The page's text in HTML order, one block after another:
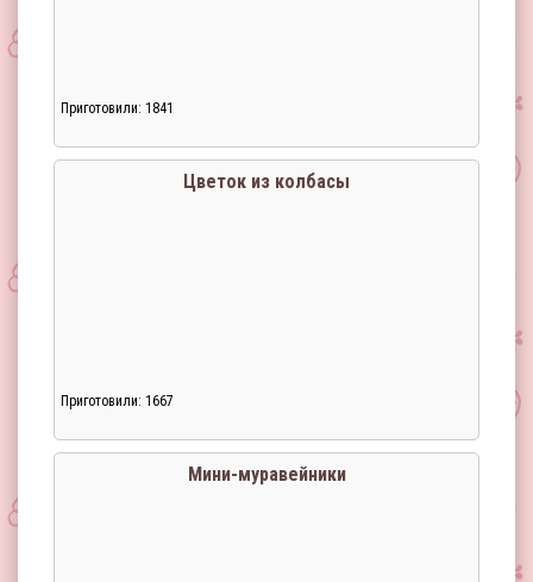
Приготовили: 1841
Цветок из колбасы
Приготовили: 1667
Мини-муравейники